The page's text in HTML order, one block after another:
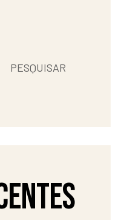
PESQUISAR